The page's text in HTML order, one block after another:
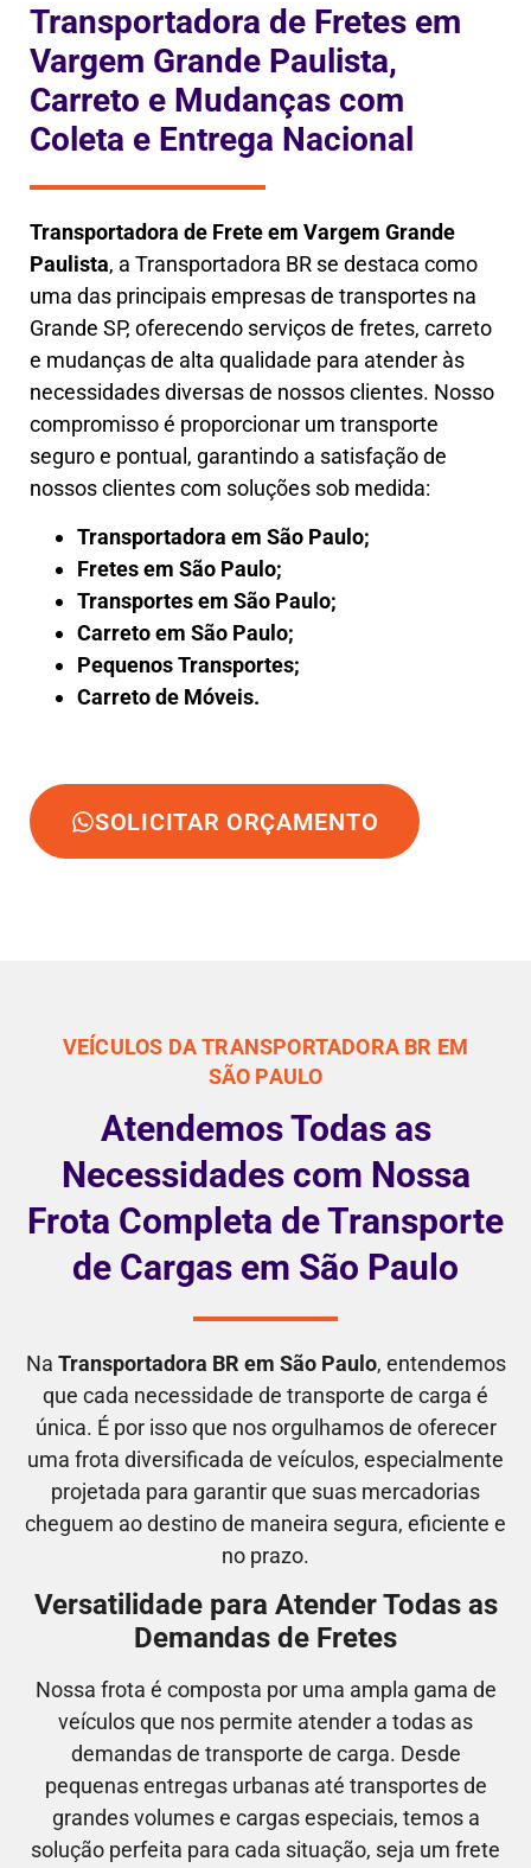
Transportadora de Fretes em
Vargem Grande Paulista,
Carreto e Mudanças com
Coleta e Entrega Nacional
Transportadora de Frete em Vargem Grande
Paulista, a Transportadora BR se destaca como
uma das principais empresas de transportes na
Grande SP, oferecendo serviços de fretes, carreto
e mudanças de alta qualidade para atender às
necessidades diversas de nossos clientes. Nosso
compromisso é proporcionar um transporte
seguro e pontual, garantindo a satisfação de
nossos clientes com soluções sob medida:
Transportadora em São Paulo;
Fretes em São Paulo;
Transportes em São Paulo;
Carreto em São Paulo;
Pequenos Transportes;
Carreto de Móveis.
SOLICITAR ORÇAMENTO
VEÍCULOS DA TRANSPORTADORA BR EM
SÃO PAULO
Atendemos Todas as
Necessidades com Nossa
Frota Completa de Transporte
de Cargas em São Paulo
Na Transportadora BR em São Paulo, entendemos
que cada necessidade de transporte de carga é
única. É por isso que nos orgulhamos de oferecer
uma frota diversificada de veículos, especialmente
projetada para garantir que suas mercadorias
cheguem ao destino de maneira segura, eficiente e
no prazo.
Versatilidade para Atender Todas as
Demandas de Fretes
Nossa frota é composta por uma ampla gama de
veículos que nos permite atender a todas as
demandas de transporte de carga. Desde
pequenas entregas urbanas até transportes de
grandes volumes e cargas especiais, temos a
solução perfeita para cada situação, seja um frete